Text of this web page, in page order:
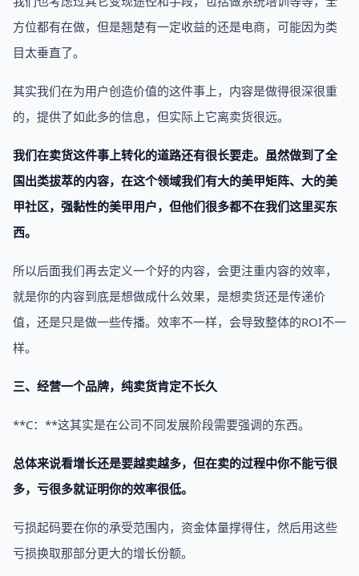
方位都有在做，但是翘楚有一定收益的还是电商，可能因为类
目太垂直了。
其实我们在为用户创造价值的这件事上，内容是做得很深很重
的，提供了如此多的信息，但实际上它离卖货很远。
我们在卖货这件事上转化的道路还有很长要走。虽然做到了全
国出类拔萃的内容，在这个领域我们有大的美甲矩阵、大的美
甲社区，强黏性的美甲用户，但他们很多都不在我们这里买东
西。
所以后面我们再去定义一个好的内容，会更注重内容的效率，
就是你的内容到底是想做成什么效果，是想卖货还是传递价
值，还是只是做一些传播。效率不一样，会导致整体的ROI不一
样。
三、经营一个品牌，纯卖货肯定不长久
**C：**这其实是在公司不同发展阶段需要强调的东西。
总体来说看增长还是要越卖越多，但在卖的过程中你不能亏很
多，亏很多就证明你的效率很低。
亏损起码要在你的承受范围内，资金体量撑得住，然后用这些
亏损换取那部分更大的增长份额。